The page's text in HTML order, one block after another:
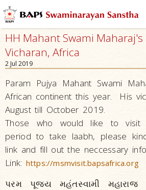
HH Mahant Swami
Vicharan, Africa
2 Jul 2019
Param Pujya Mahant Swami
African continent this year. His
August till October 2019.
Those who would like to visit
period to take laabh, please
link and fill out the neccessary
Link: https://msmvisit.bapsafrica.org
પરમ પૂજ્ય મહંતસ્વામી